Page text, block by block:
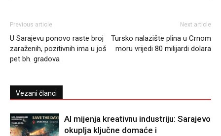
Previous article
U Sarajevu ponovo raste broj
zaraženih, pozitivnih ima u još
pet bh. gradova
Next article
Tursko nalazište plina u Crnom
moru vrijedi 80 milijardi dolara
Vezani članci
AI mijenja kreativnu industriju: Sarajevo
okuplja ključne domaće i